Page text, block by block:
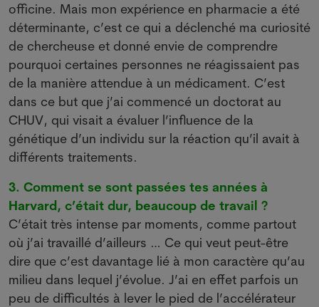
officine. Mais mon expérience en pharmacie a été
déterminante, c’est ce qui a déclenché ma curiosité
de chercheuse et donné envie de comprendre
pourquoi certaines personnes ne réagissaient pas
de la manière attendue à un médicament. C’est
dans ce but que j’ai commencé un doctorat au
CHUV, qui visait a évaluer l’influence de la
génétique d’un individu sur la réaction qu’il avait à
différents traitements.
3. Comment se sont passées tes années à
Harvard, c’était dur, beaucoup de travail ?
C’était très intense par moments, comme partout
où j’ai travaillé d’ailleurs … Ce qui veut peut-être
dire que c’est davantage lié à mon caractère qu’au
milieu dans lequel j’évolue. J’ai en effet parfois un
peu de difficultés à lever le pied de l’accélérateur